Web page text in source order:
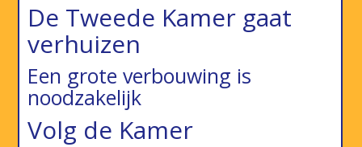
De Tweede Kamer gaat
verhuizen
Een grote verbouwing is
noodzakelijk
Volg de Kamer